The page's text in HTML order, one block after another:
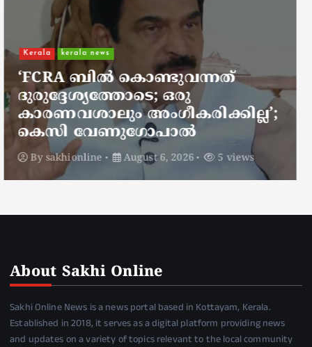
kerala news
ചാലിശേരിയില്‍ സര്‍ക്കാര്‍
ജനകീയ ആരോഗ്യകേന്ദ്രത്തില്‍
നഴ്സിന് അണലിയുടെ കടിയേറ്റു;
അണലിയുടെ കടിയേറ്റത്
ഡ്യൂട്ടിക്കിടെ
Bysakhionline August 6, 2026 5 views
About Sakhi Online
Sakhi Online News is a news portal based in Kottayam, Kerala.
Established in 2018, it serves as a digital platform providing news
and updates on a variety of topics relevant to the local community